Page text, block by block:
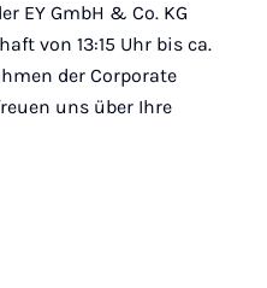
EY GmbH & Co. KG
von 13:15 Uhr bis ca.
der Corporate
uns über Ihre